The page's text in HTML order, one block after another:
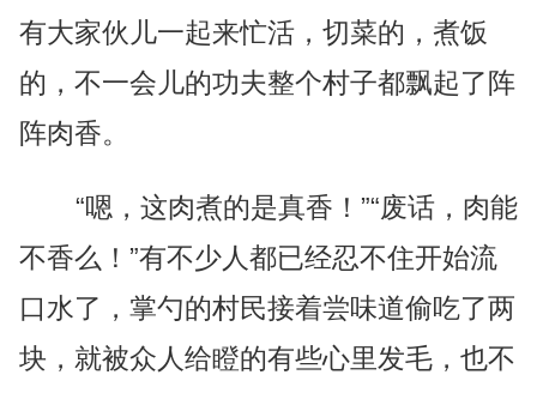
有大家伙儿一起来忙活，切菜的，煮饭
的，不一会儿的功夫整个村子都飘起了阵
阵肉香。
“嗯，这肉煮的是真香！”“废话，肉能
不香么！”有不少人都已经忍不住开始流
口水了，掌勺的村民接着尝味道偷吃了两
块，就被众人给瞪的有些心里发毛，也不